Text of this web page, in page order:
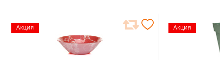
Акция Акция